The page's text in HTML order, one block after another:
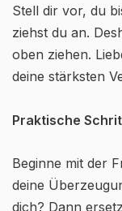
Stell dir vor, du
ziehst du an.
oben ziehen.
deine stärksten
Praktische
Beginne mit der
deine
dich? Dann